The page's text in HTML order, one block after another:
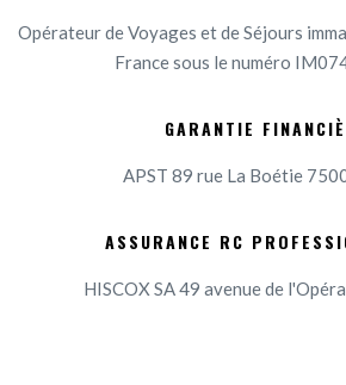
Opérateur de Voyages et de Séjours
France sous le numéro
GARANTIE
APST 89 rue La Boétie
ASSURANCE RC
HISCOX SA 49 avenue de